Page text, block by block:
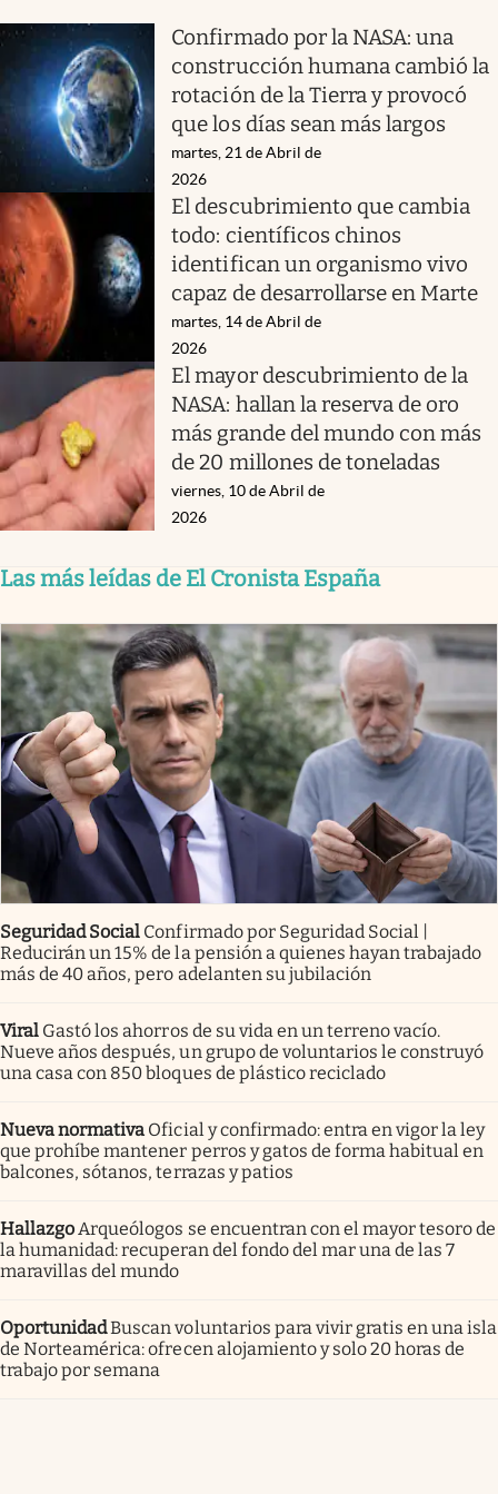
Confirmado por la NASA: una
construcción humana cambió la
rotación de la Tierra y provocó
que los días sean más largos
martes, 21 de Abril de
2026
El descubrimiento que cambia
todo: científicos chinos
identifican un organismo vivo
capaz de desarrollarse en Marte
martes, 14 de Abril de
2026
El mayor descubrimiento de la
NASA: hallan la reserva de oro
más grande del mundo con más
de 20 millones de toneladas
viernes, 10 de Abril de
2026
Las más leídas de El Cronista España
Seguridad Social Confirmado por Seguridad Social |
Reducirán un 15% de la pensión a quienes hayan trabajado
más de 40 años, pero adelanten su jubilación
Viral Gastó los ahorros de su vida en un terreno vacío.
Nueve años después, un grupo de voluntarios le construyó
una casa con 850 bloques de plástico reciclado
Nueva normativa Oficial y confirmado: entra en vigor la ley
que prohíbe mantener perros y gatos de forma habitual en
balcones, sótanos, terrazas y patios
Hallazgo Arqueólogos se encuentran con el mayor tesoro de
la humanidad: recuperan del fondo del mar una de las 7
maravillas del mundo
OportunidadBuscan voluntarios para vivir gratis en una isla
de Norteamérica: ofrecen alojamiento y solo 20 horas de
trabajo por semana